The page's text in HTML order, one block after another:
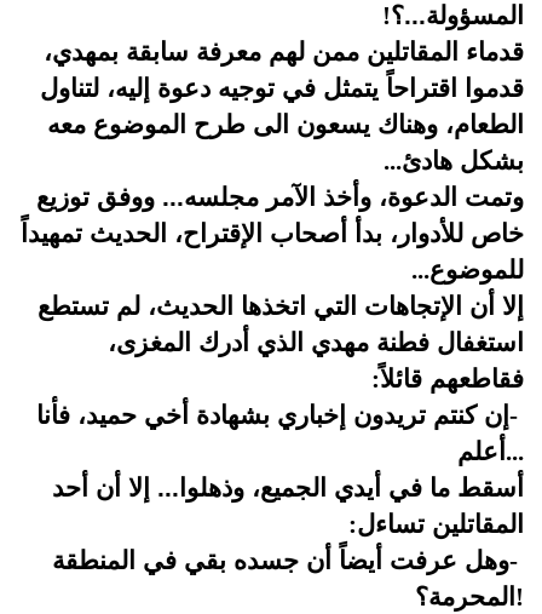
المسؤولة...؟!
قدماء المقاتلين ممن لهم معرفة سابقة بمهدي،
قدموا اقتراحاً يتمثل في توجيه دعوة إليه، لتناول
الطعام، وهناك يسعون الى طرح الموضوع معه
بشكل هادئ...
وتمت الدعوة، وأخذ الآمر مجلسه... ووفق توزيع
خاص للأدوار، بدأ أصحاب الإقتراح، الحديث تمهيداً
للموضوع...
إلا أن الإتجاهات التي اتخذها الحديث، لم تستطع
استغفال فطنة مهدي الذي أدرك المغزى،
فقاطعهم قائلاً:
- إن كنتم تريدون إخباري بشهادة أخي حميد، فأنا
أعلم ...
أسقط ما في أيدي الجميع، وذهلوا... إلا أن أحد
المقاتلين تساءل:
-وهل عرفت أيضاً أن جسده بقي في المنطقة
المحرمة؟ !